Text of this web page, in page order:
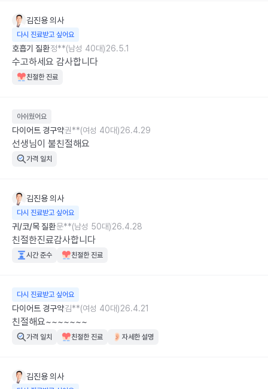
김진용의사
다시 진료받고 싶어요
호흡기 질환정**(남성 40대)26.5.1
수고하세요 감사합니다
친절한 진료
아쉬웠어요
다이어트 경구약권**(여성 40대)26.4.29
선생님이 불친절해요
가격 일치
김진용의사
다시 진료받고 싶어요
귀/코/목 질환문**(남성 50대)26.4.28
친절한진료감사합니다
시간 준수 친절한 진료
다시 진료받고 싶어요
다이어트 경구약김**(여성 40대)26.4.21
친절해요~~~~~~~
가격 일치 친절한 진료 자세한 설명
김진용의사